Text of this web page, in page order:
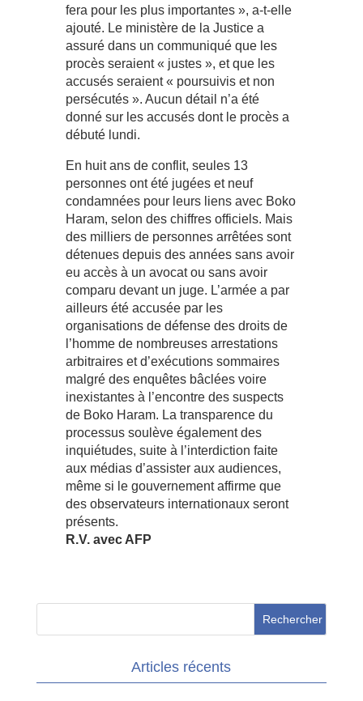
fera pour les plus importantes », a-t-elle
ajouté. Le ministère de la Justice a
assuré dans un communiqué que les
procès seraient « justes », et que les
accusés seraient « poursuivis et non
persécutés ». Aucun détail n’a été
donné sur les accusés dont le procès a
débuté lundi.
En huit ans de conflit, seules 13
personnes ont été jugées et neuf
condamnées pour leurs liens avec Boko
Haram, selon des chiffres officiels. Mais
des milliers de personnes arrêtées sont
détenues depuis des années sans avoir
eu accès à un avocat ou sans avoir
comparu devant un juge. L’armée a par
ailleurs été accusée par les
organisations de défense des droits de
l’homme de nombreuses arrestations
arbitraires et d’exécutions sommaires
malgré des enquêtes bâclées voire
inexistantes à l’encontre des suspects
de Boko Haram. La transparence du
processus soulève également des
inquiétudes, suite à l’interdiction faite
aux médias d’assister aux audiences,
même si le gouvernement affirme que
des observateurs internationaux seront
présents.
R.V. avec AFP
Articles récents